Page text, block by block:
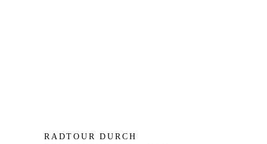
RADTOUR DURCH